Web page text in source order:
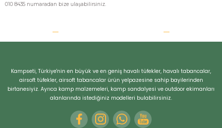
010 8435 numaradan bize ulaşabilirsiniz.
Kampseti, Türkiye'nin en büyük ve en geniş havalı tüfekler, havalı tabancalar,
airsoft tüfekler, airsoft tabancalar ürün yelpazesine sahip bayilerinden
birtanesiyiz. Ayrıca kamp malzemeleri, kamp sandalyesi ve outdoor ekimanları
alanlarında istediğiniz modelleri bulabilirsiniz.